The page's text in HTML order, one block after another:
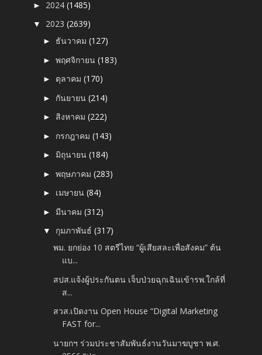
► 2024(1485)
▼ 2023(2639)
► ธันวาคม(127)
►พฤศจิกายน(183)
► ตุลาคม(170)
► กันยายน(214)
► สิงหาคม(222)
► กรกฎาคม(143)
► มิถุนายน(184)
►พฤษภาคม(283)
► เมษายน(84)
► มีนาคม(312)
▼ กุมภาพันธ์(317)
พม. ยกย่อง 10 สตรีไทย “ผู้เสียสละเพื่อสังคม” ต้น
แบ...
สปส.แจ้งผู้ประกันตน เจ็บป่วยฉุกเฉินเข้ารพ.ใกล้ที่
ส...
สวส.เปิดงาน Open House “Digital Marketing
FAST for...
นายกฯ ร่วมประชาสัมพันธ์งานวันมาฆบูชา พ.ศ.